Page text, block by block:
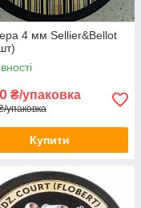
4 мм Sellier&Bellot
₴/упаковка
упаковка
Купити